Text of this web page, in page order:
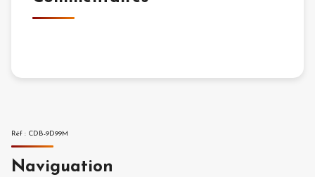
Réf : CDB-9D99M
Naviguation